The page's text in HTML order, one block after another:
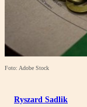
Foto: Adobe Stock
Ryszard Sadlik